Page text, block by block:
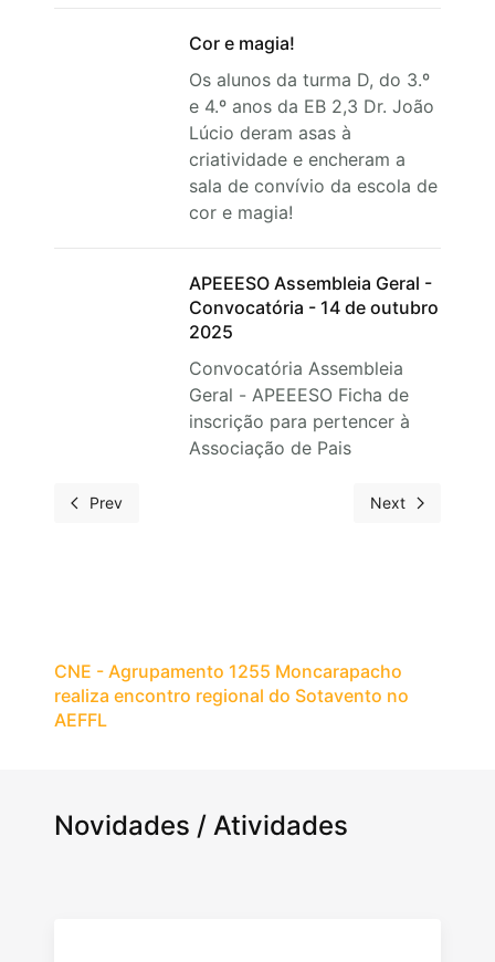
Cor e magia!
Os alunos da turma D, do 3.º
e 4.º anos da EB 2,3 Dr. João
Lúcio deram asas à
criatividade e encheram a
sala de convívio da escola de
cor e magia!
APEEESO Assembleia Geral -
Convocatória - 14 de outubro
2025
Convocatória Assembleia
Geral - APEEESO Ficha de
inscrição para pertencer à
Associação de Pais
Prev Next
CNE - Agrupamento 1255 Moncarapacho
realiza encontro regional do Sotavento no
AEFFL
Novidades / Atividades